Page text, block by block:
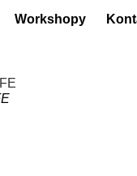
Workshopy